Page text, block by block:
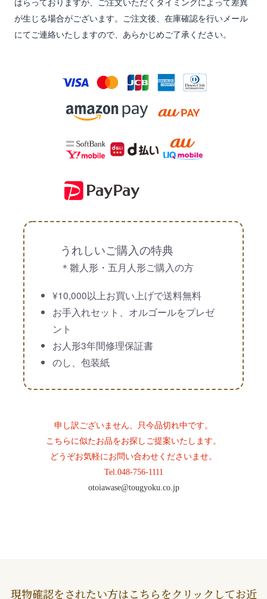
が生じる場合がございます。ご注文後、在庫確認を行いメール
にてご連絡いたしますので、あらかじめご了承ください。
うれしいご購入の特典
＊雛人形・五月人形ご購入の方
¥10,000以上お買い上げで送料無料
お手入れセット、オルゴールをプレゼ
ント
お人形3年間修理保証書
のし、包装紙
申し訳ございません、只今品切れ中です。
こちらに似たお品をお探しご提案いたします。
どうぞお気軽にお問い合わせくださいませ。
Tel.048-756-1111
otoiawase@tougyoku.co.jp
現物確認をされたい方はこちらをクリックしてお近